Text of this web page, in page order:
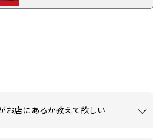
お店にあるか教えて欲しい